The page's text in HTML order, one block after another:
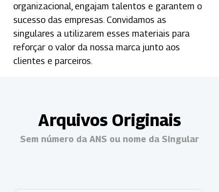
organizacional, engajam talentos e garantem o
sucesso das empresas. Convidamos as
singulares a utilizarem esses materiais para
reforçar o valor da nossa marca junto aos
clientes e parceiros.
Arquivos Originais
Sem número da ANS ou nome da Singular